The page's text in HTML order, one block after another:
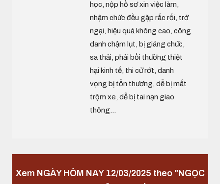
học, nộp hồ sơ xin việc làm,
nhậm chức đều gặp rắc rối, trở
ngại, hiệu quả không cao, công
danh chậm lụt, bị giáng chức,
sa thải, phải bồi thường thiệt
hại kinh tế, thi cử rớt, danh
vọng bị tổn thương, dễ bị mất
trộm xe, dễ bị tai nạn giao
thông...
Xem NGÀY HÔM NAY 12/03/2025 theo "NGỌC